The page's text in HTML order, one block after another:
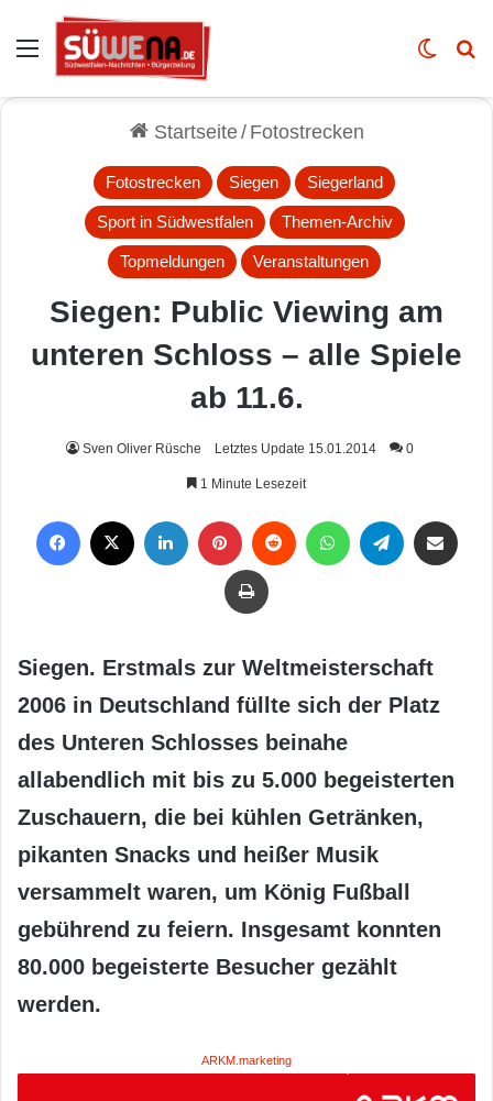
Auswahl Skin
Startseite/ Fotostrecken
Fotostrecken Siegen Siegerland
Sport in Südwestfalen Themen-Archiv
Topmeldungen Veranstaltungen
Siegen: Public Viewing am
unteren Schloss – alle Spiele
ab 11.6.
Sven Oliver Rüsche Letztes Update 15.01.2014 0
1 Minute Lesezeit
Drucken
Siegen. Erstmals zur Weltmeisterschaft
2006 in Deutschland füllte sich der Platz
des Unteren Schlosses beinahe
allabendlich mit bis zu 5.000 begeisterten
Zuschauern, die bei kühlen Getränken,
pikanten Snacks und heißer Musik
versammelt waren, um König Fußball
gebührend zu feiern. Insgesamt konnten
80.000 begeisterte Besucher gezählt
werden.
ARKM.marketing